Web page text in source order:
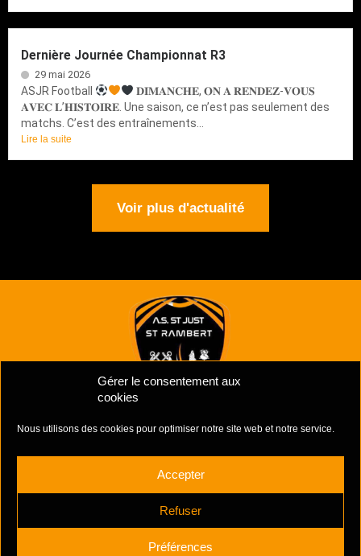
Gérer le consentement aux
cookies
Nous utilisons des cookies pour optimiser notre site web et notre service.
Accepter
Refuser
Préférences
Dernière Journée Championnat R3
29 mai 2026
ASJR Football
𝐃𝐈𝐌𝐀𝐍𝐂𝐇𝐄, 𝐎𝐍 𝐀 𝐑𝐄𝐍𝐃𝐄𝐙-𝐕𝐎𝐔𝐒
𝐀𝐕𝐄𝐂 𝐋’𝐇𝐈𝐒𝐓𝐎𝐈𝐑𝐄. Une saison, ce n’est pas seulement des
matchs. C’est des entraînements...
Lire la suite
Voir plus d'actualité
Mentions Légales –
Complexe Sportif Des Unchats,
Rue Jacques Prévert
+33 6 81 39 51 90
contactasjr@gmail.com